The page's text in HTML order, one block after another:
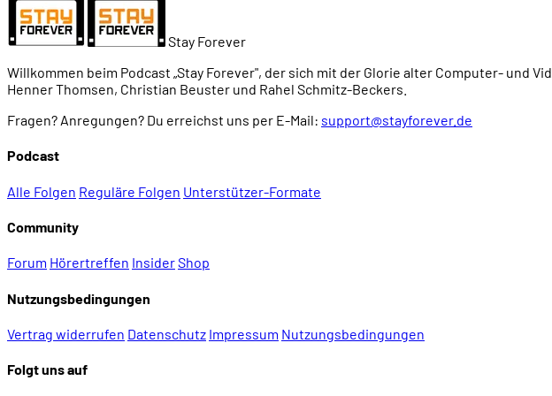
00:27:56 - Spott und Misserfolg
00:28:54 Der Amiga 2500 und weitere Modellvarianten
00:30:40 Endlich ein Nachfolger: Amiga 3000 (1990)
00:32:24
00:33:13 - Wohlwollende Reaktionen
Stay Forever
Willkommen beim Podcast „Stay Forever", der sich mit der Glorie alter Computer- und
Henner Thomsen, Christian Beuster und Rahel Schmitz-Beckers.
Fragen? Anregungen? Du erreichst uns per E-Mail: support@stayforever.de
Podcast
Alle Folgen Reguläre Folgen Unterstützer-Formate
Community
Forum Hörertreffen InsiderShop
Nutzungsbedingungen
Vertrag widerrufen Datenschutz Impressum Nutzungsbedingungen
Folgt uns auf